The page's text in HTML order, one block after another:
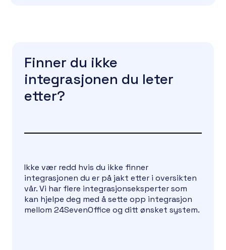
Finner du ikke
integrasjonen du leter
etter?
Ikke vær redd hvis du ikke finner
integrasjonen du er på jakt etter i oversikten
vår. Vi har flere integrasjonseksperter som
kan hjelpe deg med å sette opp integrasjon
mellom 24SevenOffice og ditt ønsket system.